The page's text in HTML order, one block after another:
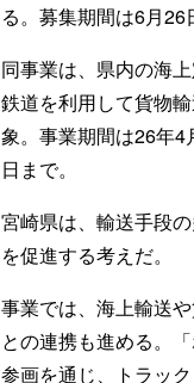
る。募集期間は6月26
同事業は、県内の海
鉄道を利用して貨物
象。事業期間は26年4
日まで。
宮崎県は、輸送手段
を促進する考えだ。
事業では、海上輸送
との連携も進める。
参画を通じ、トラッ